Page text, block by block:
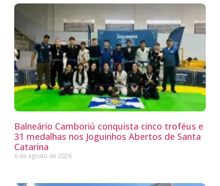
Balneário Camboriú conquista cinco troféus e
31 medalhas nos Joguinhos Abertos de Santa
Catarina
6 de agosto de 2026